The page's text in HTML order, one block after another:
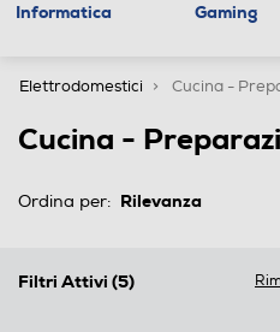
Informatica Gaming
Elettrodomestici Cucina -
Cucina -
Ordina per:
Filtri Attivi (5)